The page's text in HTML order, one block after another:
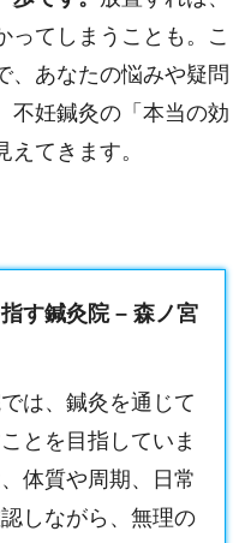
ってしまうことも。こ
、あなたの悩みや疑問
不妊鍼灸の「本当の効
てきます。
す鍼灸院 – 森ノ宮
は、鍼灸を通じて
とを目指していま
体質や周期、日常
しながら、無理の